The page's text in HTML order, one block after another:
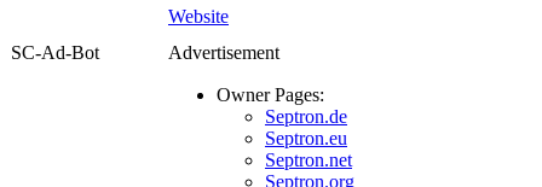
Website
SC-Ad-Bot
Advertisement
Owner Pages:
Septron.de
Septron.eu
Septron.net
Septron.org